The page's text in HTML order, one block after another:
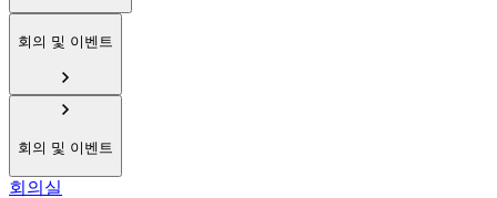
회의 및 이벤트
회의 및 이벤트
회의실